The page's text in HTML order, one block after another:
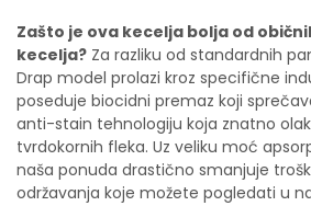
Zašto je ova kecelja bolja od
kecelja? Za razliku od standardnih
Drap model prolazi kroz specifične
poseduje biocidni premaz koji
anti-stain tehnologiju koja znatno
tvrdokornih fleka. Uz veliku moć
naša ponuda drastično smanjuje
održavanja koje možete pogledati u